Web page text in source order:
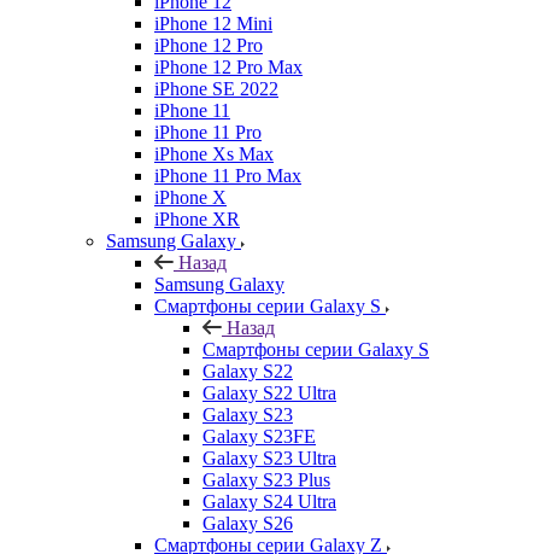
iPhone 12 Mini
iPhone 12 Pro
iPhone 12 Pro Max
iPhone SE 2022
iPhone 11
iPhone 11 Pro
iPhone Xs Max
iPhone 11 Pro Max
iPhone X
iPhone XR
Samsung Galaxy
Назад
Samsung Galaxy
Смартфоны серии Galaxy S
Назад
Смартфоны серии Galaxy S
Galaxy S22
Galaxy S22 Ultra
Galaxy S23
Galaxy S23FE
Galaxy S23 Ultra
Galaxy S23 Plus
Galaxy S24 Ultra
Galaxy S26
Смартфоны серии Galaxy Z